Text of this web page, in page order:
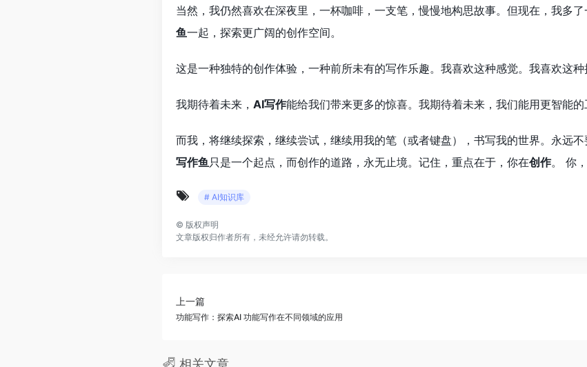
当然，我仍然喜欢在深夜里，一杯咖啡，一支笔，慢慢地构思故事。但现在，我多
鱼一起，探索更广阔的创作空间。
这是一种独特的创作体验，一种前所未有的写作乐趣。我喜欢这种感觉。我喜欢这种
我期待着未来， AI写作能给我们带来更多的惊喜。我期待着未来，我们能用更智能的
而我，将继续探索，继续尝试，继续用我的笔（或者键盘），书写我的世界。永远
写作鱼只是一个起点，而创作的道路，永无止境。记住，重点在于，你在创作。 你
# AI知识库
© 版权声明
文章版权归作者所有，未经允许请勿转载。
上一篇
功能写作：探索AI 功能写作在不同领域的应用
相关文章